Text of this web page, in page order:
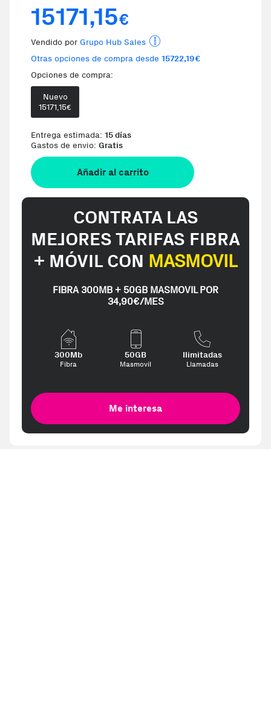
15171,15€
Vendido por Grupo Hub Sales
Otras opciones de compra desde 15722,19€
Opciones de compra:
Nuevo
15171,15€
Entrega estimada: 15 días
Gastos de envio: Gratis
Añadir al carrito
CONTRATA LAS
MEJORES TARIFAS FIBRA
+ MÓVIL CON MASMOVIL
FIBRA 300MB + 50GB MASMOVIL POR
34,90€/MES
300Mb
Fibra
50GB
Masmovil
Ilimitadas
Llamadas
Me interesa